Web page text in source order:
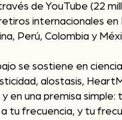
de YouTube (22
internacionales en
Perú, Colombia y
se sostiene en
alostasis,
en una premisa simple:
tu frecuencia, y tu